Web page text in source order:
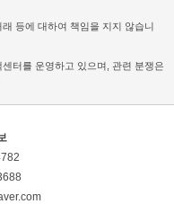
등에 대하여 책임을 지지 않습니
터를 운영하고 있으며, 관련 분쟁은